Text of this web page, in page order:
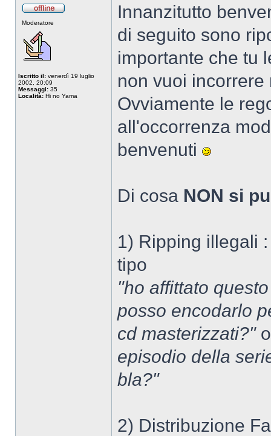
Moderatore
Iscritto il: venerdì 19 luglio
2002, 20:09
Messaggi: 35
Località: Hi no Yama
Innanzitutto
di seguito sono
importante che tu
non vuoi
Ovviamente le
all'occorrenza
benvenuti
Di cosa NON si
1) Ripping illegali
tipo
"ho affittato
posso encodarlo
cd masterizzati?"
episodio della
bla?"
2) Distribuzione